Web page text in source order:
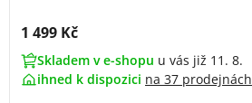
Cena s DPH:
1 499 Kč
Skladem v e-shopu u vás již 11. 8.
ihned k dispozici na 37 prodejnách